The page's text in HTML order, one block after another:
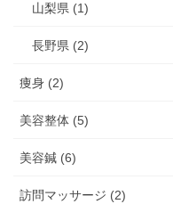
山梨県 (1)
長野県 (2)
痩身 (2)
美容整体 (5)
美容鍼 (6)
訪問マッサージ (2)